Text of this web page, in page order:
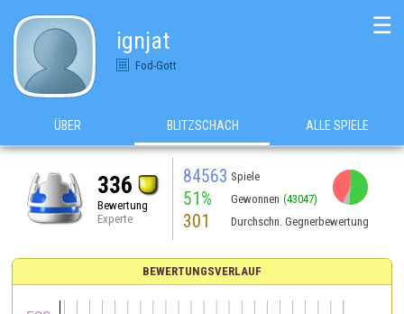
ignjat
Fod-Gott
☰
ÜBER BLITZSCHACH ALLE SPIELE
336
Bewertung
Experte
84563 Spiele
51% Gewonnen (43047)
301 Durchschn. Gegnerbewertung
BEWERTUNGSVERLAUF